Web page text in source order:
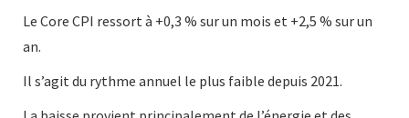
Le Core CPI ressort à +0,3 % sur un mois et +2,5 % sur un
an.
Il s’agit du rythme annuel le plus faible depuis 2021.